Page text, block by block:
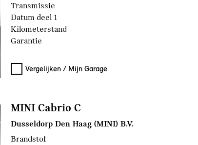
Transmissie
Datum deel 1
Kilometerstand
Garantie
Vergelijken / Mijn Garage
MINI Cabrio C
Dusseldorp Den Haag (MINI) B.V.
Brandstof